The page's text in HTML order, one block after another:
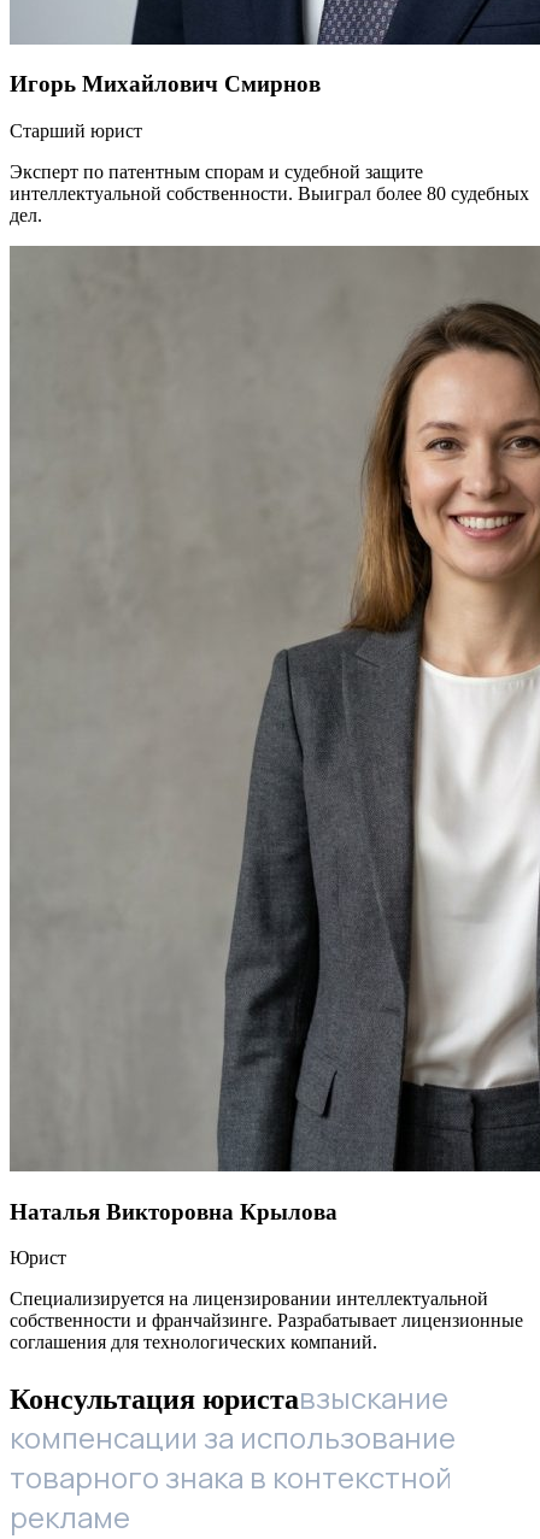
Игорь Михайлович Смирнов
Старший юрист
Эксперт по патентным спорам и судебной защите
интеллектуальной собственности. Выиграл более 80 судебных
дел.
Наталья Викторовна Крылова
Юрист
Специализируется на лицензировании интеллектуальной
собственности и франчайзинге. Разрабатывает лицензионные
соглашения для технологических компаний.
Консультация юриставзыскание
компенсации за использование
товарного знака в контекстной
рекламе